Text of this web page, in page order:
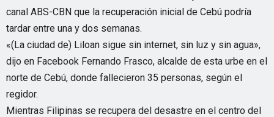
canal ABS-CBN que la recuperación inicial de Cebú podría
tardar entre una y dos semanas.
«(La ciudad de) Liloan sigue sin internet, sin luz y sin agua»,
dijo en Facebook Fernando Frasco, alcalde de esta urbe en el
norte de Cebú, donde fallecieron 35 personas, según el
regidor.
Mientras Filipinas se recupera del desastre en el centro del